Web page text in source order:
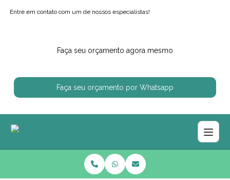
Entre em contato com um de nossos especialistas!
Faça seu orçamento agora mesmo
Faça seu orçamento por Whatsapp